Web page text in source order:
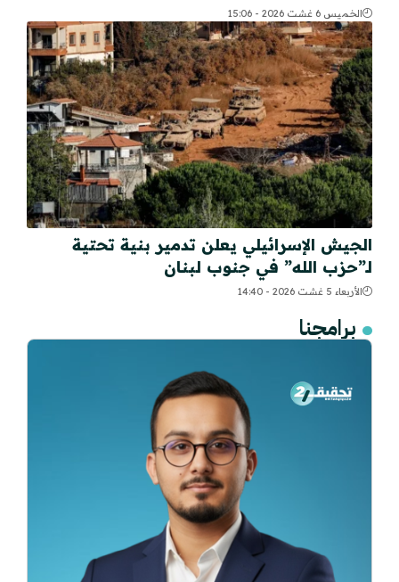
الخميس 6 غشت 2026 - 15:06
الجيش الإسرائيلي يعلن تدمير بنية تحتية
لـ”حزب الله” في جنوب لبنان
الأربعاء 5 غشت 2026 - 14:40
برامجنا